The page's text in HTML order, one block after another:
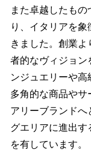
また卓越したも
り、イタリアを
きました。創業
者的なヴィジョン
ンジュエリーや
多角的な商品やサ
アリーブランドへ
グエリアに進出す
を有しています